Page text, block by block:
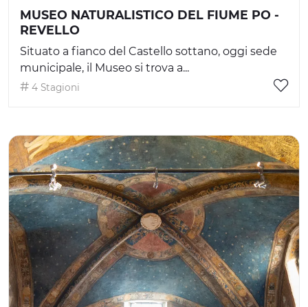
MUSEO NATURALISTICO DEL FIUME PO -
REVELLO
Situato a fianco del Castello sottano, oggi sede
municipale, il Museo si trova a...
4 Stagioni